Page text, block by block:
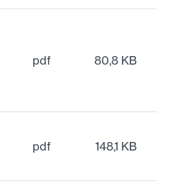
pdf 80,8 KB
pdf 148,1 KB